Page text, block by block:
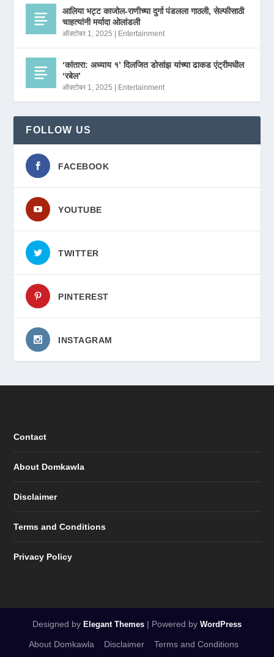
आलिया भट्ट काजोल-राणीच्या दुर्गा पंडलला गाठली, सेल्फीसाठी
चाहत्यांनी मर्यादा ओलांडली
ऑक्टोबर 1, 2025 Entertainment
‘कांतारा: अध्याय १’ दिलजित डोसांझ यांच्या ढाकड एंट्रीमधील
‘रबेल’
ऑक्टोबर 1, 2025 Entertainment
FOLLOW US
FACEBOOK
YOUTUBE
TWITTER
PINTEREST
INSTAGRAM
Contact
About Domkawla
Disclaimer
Terms and Conditions
Privacy Policy
Designed by Elegant Themes | Powered by WordPress
About Domkawla Disclaimer Terms and Conditions